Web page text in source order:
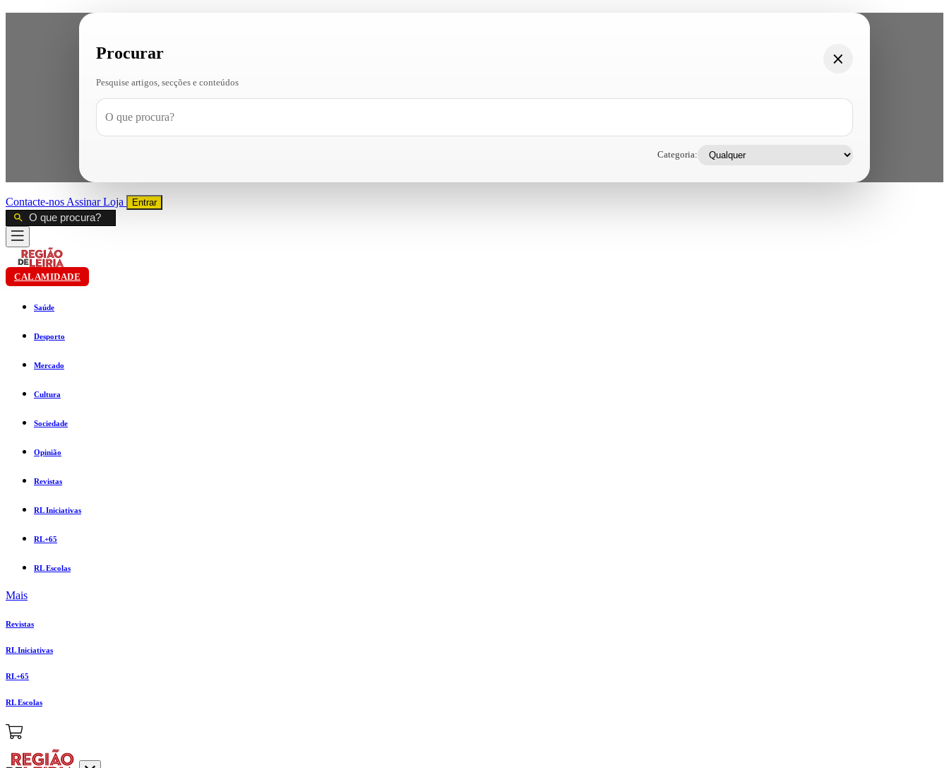
Procurar
Pesquise artigos, secções e conteúdos
Categoria:
Contacte-nos AssinarLoja Entrar
CALAMIDADE
Saúde
Desporto
Mercado
Cultura
Sociedade
Opinião
Revistas
RL Iniciativas
RL+65
RL Escolas
Mais
Revistas
RL Iniciativas
RL+65
RL Escolas